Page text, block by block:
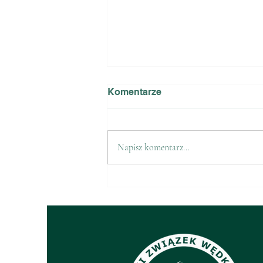
Komentarze
Napisz komentarz...